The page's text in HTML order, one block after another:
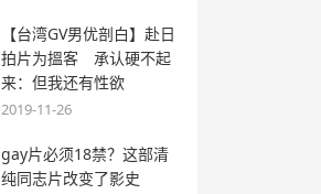
【台湾GV男优剖白】赴日
拍片为搵客 承认硬不起
来：但我还有性欲
2019-11-26
gay片必须18禁？这部清
纯同志片改变了影史